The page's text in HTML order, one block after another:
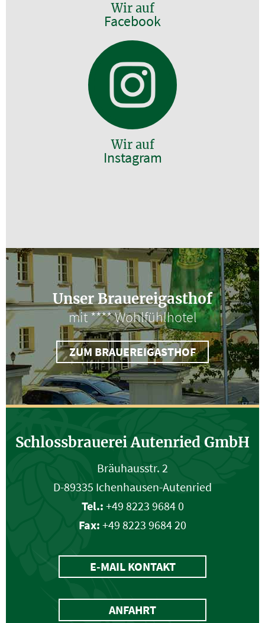
Wir auf
Facebook
Wir auf
Instagram
Unser Brauereigasthof
mit **** Wohlfühlhotel
ZUM BRAUEREIGASTHOF
E-MAIL KONTAKT
Schlossbrauerei Autenried GmbH
Bräuhausstr. 2
D-89335 Ichenhausen-Autenried
Tel.: +49 8223 9684 0
Fax: +49 8223 9684 20
ANFAHRT